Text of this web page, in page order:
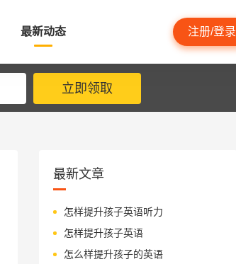
最新动态 注册/登录
立即领取
最新文章
怎样提升孩子英语听力
怎样提升孩子英语
怎么样提升孩子的英语